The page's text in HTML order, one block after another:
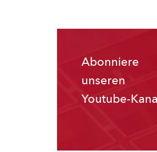
Abonniere
unseren
Youtube-